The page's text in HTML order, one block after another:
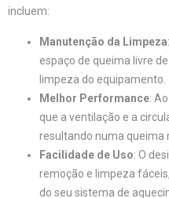
incluem:
Manutenção da Limpeza
espaço de queima livre
limpeza do equipamento.
Melhor Performance:
que a ventilação e a
resultando numa queima
Facilidade de Uso: O
remoção e limpeza
do seu sistema de